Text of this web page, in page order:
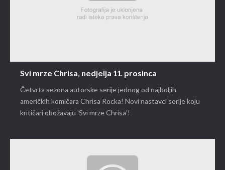
Svi mrze Chrisa, nedjelja 11. prosinca
Četvrta sezona autorske serije jednog od najboljih
američkih komičara Chrisa Rocka! Novi nastavci serije koju
kritičari obožavaju 'Svi mrze Chrisa'!